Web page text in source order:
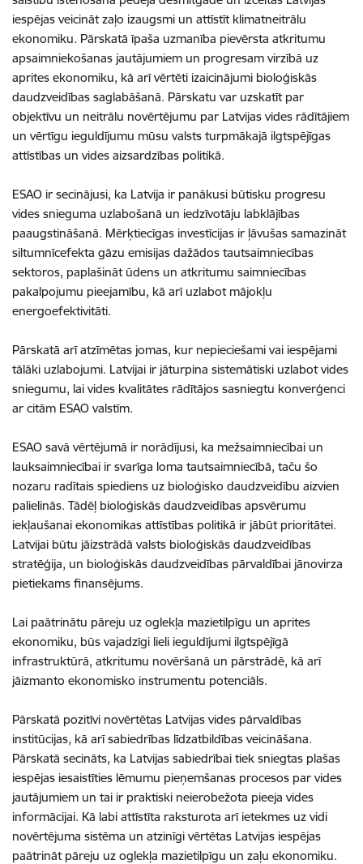
iespējas veicināt zaļo izaugsmi un attīstīt klimatneitrālu
ekonomiku. Pārskatā īpaša uzmanība pievērsta atkritumu
apsaimniekošanas jautājumiem un progresam virzībā uz
aprites ekonomiku, kā arī vērtēti izaicinājumi bioloģiskās
daudzveidības saglabāšanā. Pārskatu var uzskatīt par
objektīvu un neitrālu novērtējumu par Latvijas vides rādītājiem
un vērtīgu ieguldījumu mūsu valsts turpmākajā ilgtspējīgas
attīstības un vides aizsardzības politikā.
ESAO ir secinājusi, ka Latvija ir panākusi būtisku progresu
vides snieguma uzlabošanā un iedzīvotāju labklājības
paaugstināšanā. Mērķtiecīgas investīcijas ir ļāvušas samazināt
siltumnīcefekta gāzu emisijas dažādos tautsaimniecības
sektoros, paplašināt ūdens un atkritumu saimniecības
pakalpojumu pieejamību, kā arī uzlabot mājokļu
energoefektivitāti.
Pārskatā arī atzīmētas jomas, kur nepieciešami vai iespējami
tālāki uzlabojumi. Latvijai ir jāturpina sistemātiski uzlabot vides
sniegumu, lai vides kvalitātes rādītājos sasniegtu konverģenci
ar citām ESAO valstīm.
ESAO savā vērtējumā ir norādījusi, ka mežsaimniecībai un
lauksaimniecībai ir svarīga loma tautsaimniecībā, taču šo
nozaru radītais spiediens uz bioloģisko daudzveidību aizvien
palielinās. Tādēļ bioloģiskās daudzveidības apsvērumu
iekļaušanai ekonomikas attīstības politikā ir jābūt prioritātei.
Latvijai būtu jāizstrādā valsts bioloģiskās daudzveidības
stratēģija, un bioloģiskās daudzveidības pārvaldībai jānovirza
pietiekams finansējums.
Lai paātrinātu pāreju uz oglekļa mazietilpīgu un aprites
ekonomiku, būs vajadzīgi lieli ieguldījumi ilgtspējīgā
infrastruktūrā, atkritumu novēršanā un pārstrādē, kā arī
jāizmanto ekonomisko instrumentu potenciāls.
Pārskatā pozitīvi novērtētas Latvijas vides pārvaldības
institūcijas, kā arī sabiedrības līdzatbildības veicināšana.
Pārskatā secināts, ka Latvijas sabiedrībai tiek sniegtas plašas
iespējas iesaistīties lēmumu pieņemšanas procesos par vides
jautājumiem un tai ir praktiski neierobežota pieeja vides
informācijai. Kā labi attīstīta raksturota arī ietekmes uz vidi
novērtējuma sistēma un atzinīgi vērtētas Latvijas iespējas
paātrināt pāreju uz oglekļa mazietilpīgu un zaļu ekonomiku.